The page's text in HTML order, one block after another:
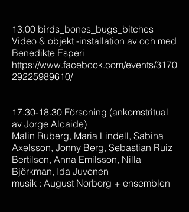
13.00 birds_bones_bugs_bitches
Video & objekt -installation av och med
Benedikte Esperi
https://www.facebook.com/events/3170
29225989610/
17.30-18.30 Försoning (ankomstritual
av Jorge Alcaide)
Malin Ruberg, Maria Lindell, Sabina
Axelsson, Jonny Berg, Sebastian Ruiz
Bertilson, Anna Emilsson, Nilla
Björkman, Ida Juvonen
musik : August Norborg + ensemblen